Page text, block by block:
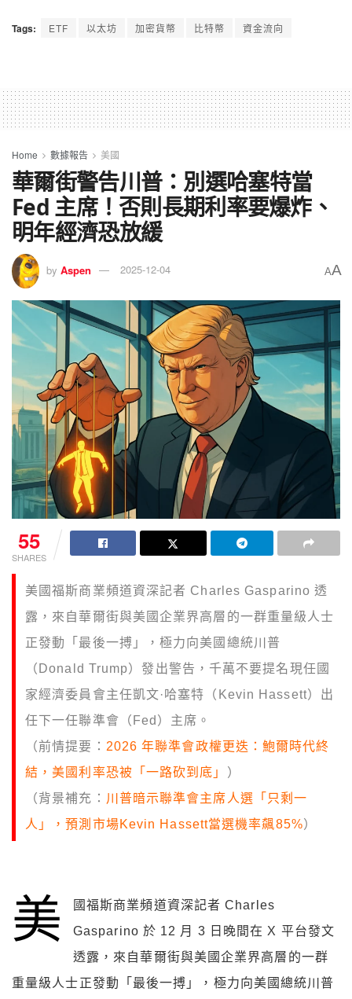
Tags: ETF 以太坊 加密貨幣 比特幣 資金流向
Home 數據報告 美國
華爾街警告川普：別選哈塞特當
Fed 主席！否則長期利率要爆炸、
明年經濟恐放緩
by Aspen 2025-12-04 AA
55
SHARES
美國福斯商業頻道資深記者 Charles Gasparino 透
露，來自華爾街與美國企業界高層的一群重量級人士
正發動「最後一搏」，極力向美國總統川普
（Donald Trump）發出警告，千萬不要提名現任國
家經濟委員會主任凱文·哈塞特（Kevin Hassett）出
任下一任聯準會（Fed）主席。
（前情提要： 2026 年聯準會政權更迭：鮑爾時代終
結，美國利率恐被「一路砍到底」 ）
（背景補充： 川普暗示聯準會主席人選「只剩一
人」，預測市場Kevin Hassett當選機率飆85%）
美
國福斯商業頻道資深記者 Charles
Gasparino 於 12 月 3 日晚間在 X 平台發文
透露，來自華爾街與美國企業界高層的一群
重量級人士正發動「最後一搏」，極力向美國總統川普